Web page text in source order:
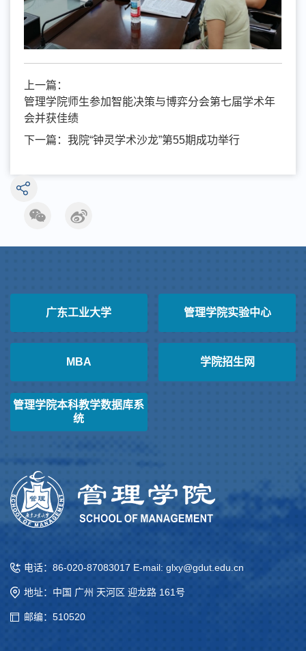
上一篇：
管理学院师生参加智能决策与博弈分会第七届学术年
会并获佳绩
下一篇： 我院“钟灵学术沙龙”第55期成功举行
广东工业大学 管理学院实验中心
MBA 学院招生网
管理学院本科教学数据库系
统
电话：86-020-87083017 E-mail: glxy@gdut.edu.cn
地址：中国 广州 天河区 迎龙路 161号
邮编：510520